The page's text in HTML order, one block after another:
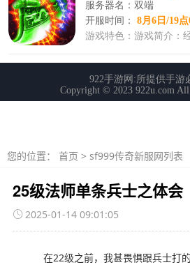
您的位置： 首页 > sf999传奇新服网列表
25级法师单条兵士之体会
2025-01-14 09:01:05
在22级之前，我甚畏惧跟兵士打